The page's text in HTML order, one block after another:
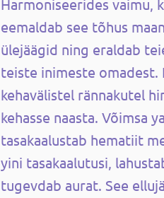
Harmoniseerides vaimu,
eemaldab see tõhus
ülejäägid ning eraldab
teiste inimeste omadest.
kehavälistel rännakutel
kehasse naasta. Võimsa
tasakaalustab hematiit
yini tasakaalutusi,
tugevdab aurat. See